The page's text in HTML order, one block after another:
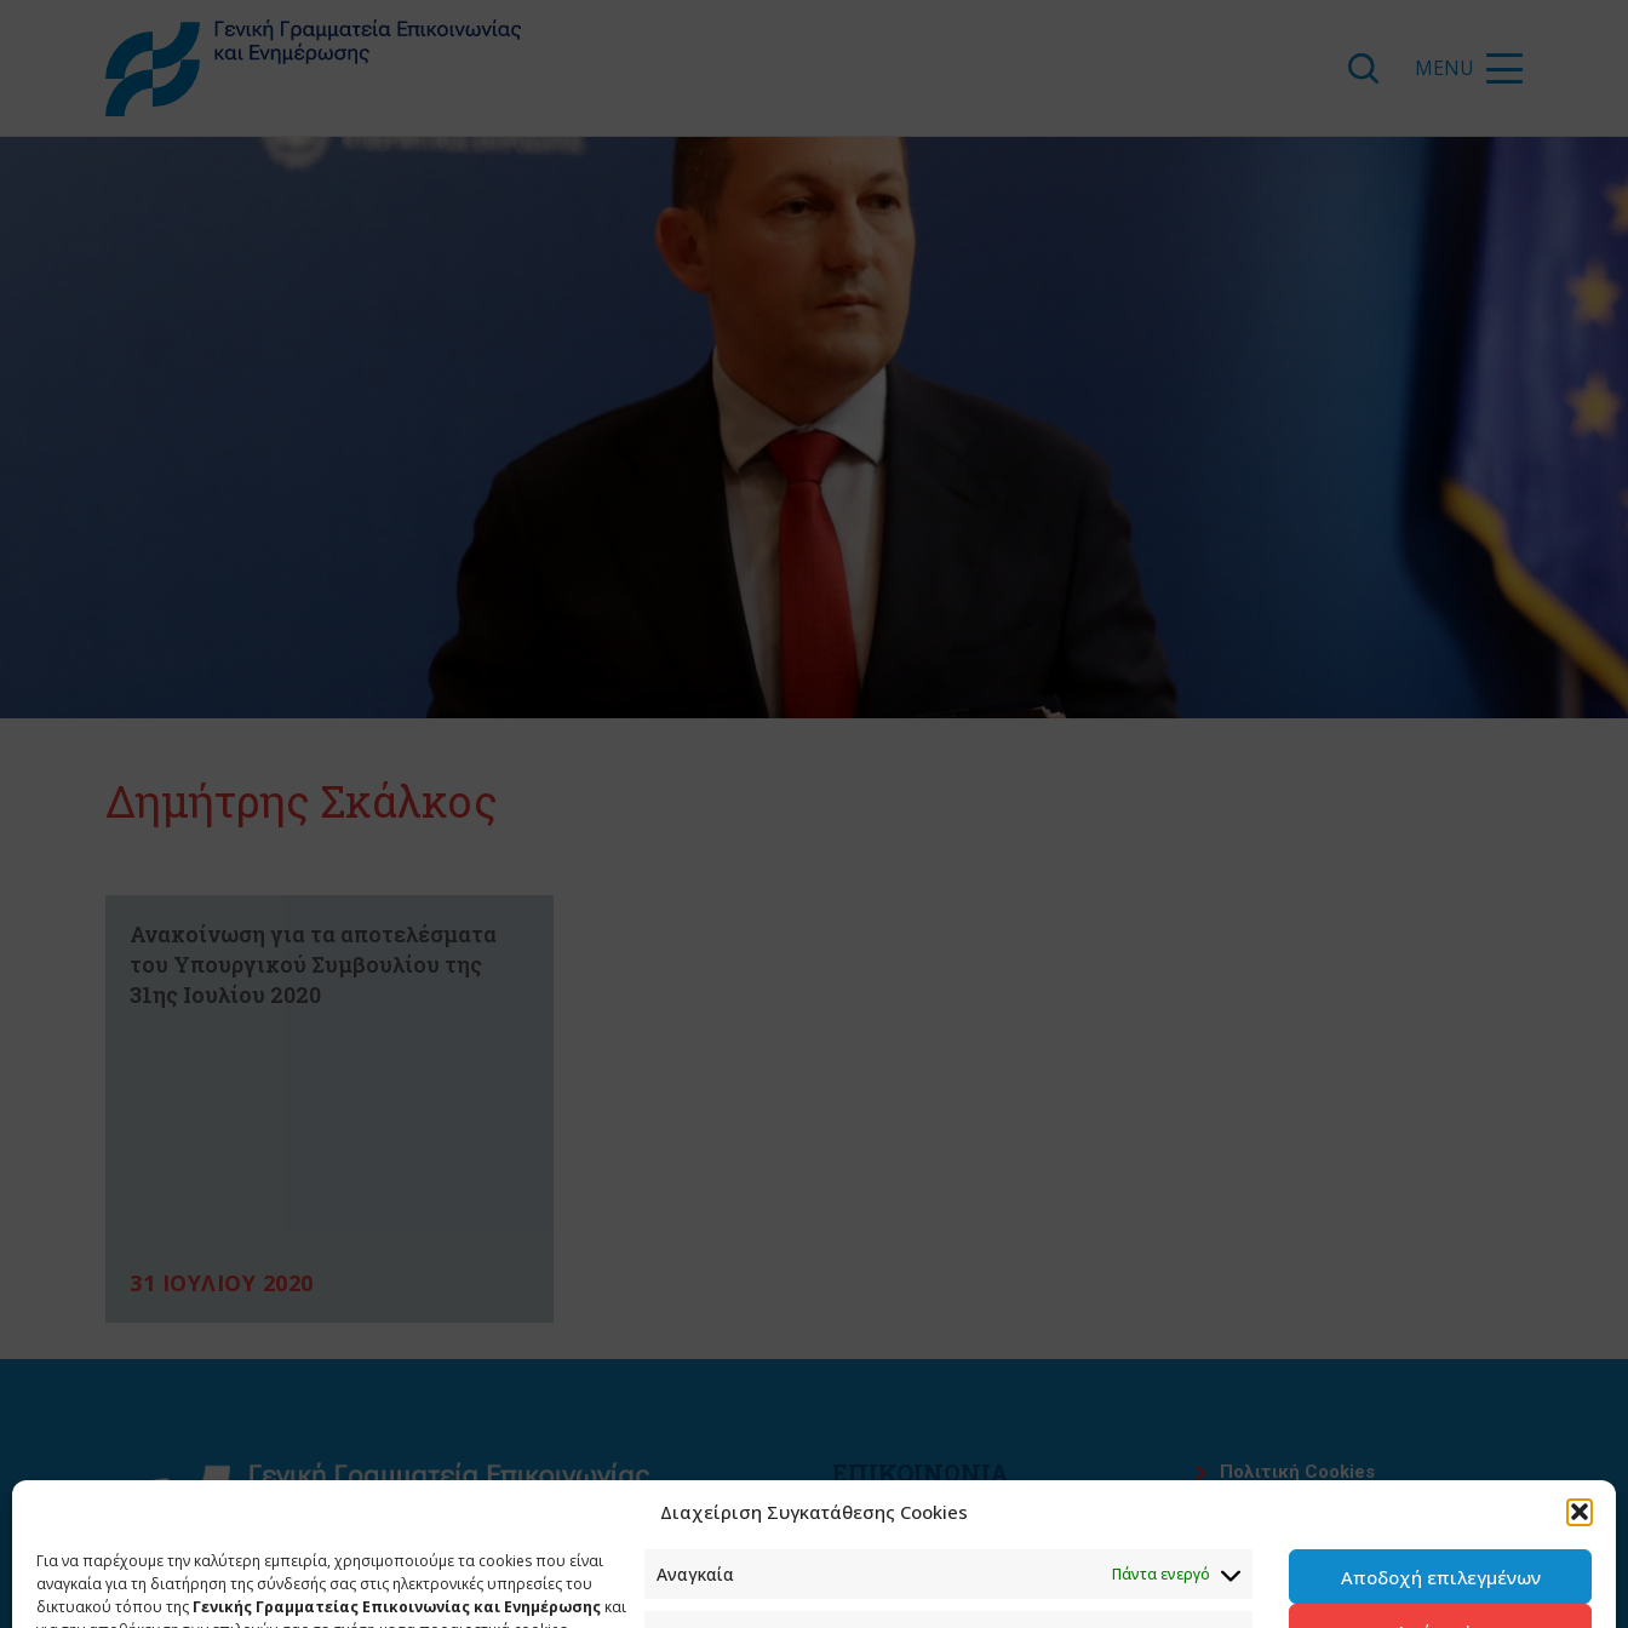
Διαχείριση Συγκατάθεσης Cookies
Για να παρέχουμε την καλύτερη εμπειρία, χρησιμοποιούμε τα cookies που είναι
αναγκαία για τη διατήρηση της σύνδεσής σας στις ηλεκτρονικές υπηρεσίες του
δικτυακού τόπου της Γενικής Γραμματείας Επικοινωνίας και Ενημέρωσης και
Αναγκαία Πάντα ενεργό Αποδοχή επιλεγμένων
Δημήτρης Σκάλκος
Ανακοίνωση για τα αποτελέσματα
του Υπουργικού Συμβουλίου της
31ης Ιουλίου 2020
31 ΙΟΥΛΙΟΥ 2020
ΕΠΙΚΟΙΝΩΝΙΑ
Φραγκούδη 11 & Αλεξάνδρου
Πολιτική Cookies
Πολιτική προστασίας
προσωπικών δεδομένων του
παρόντος ιστότοπου